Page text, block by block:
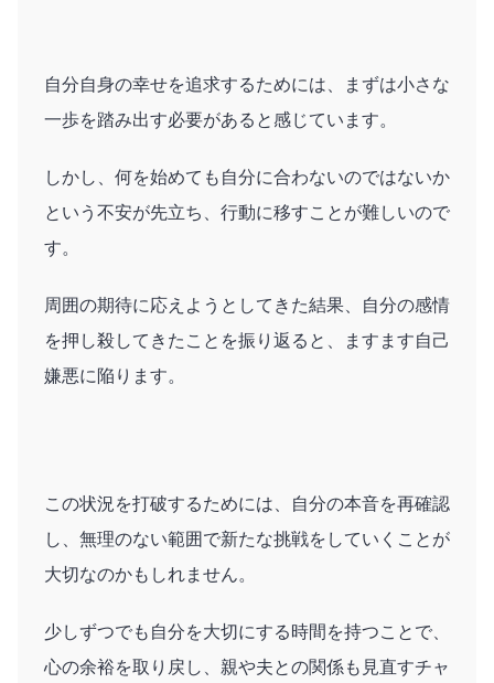
自分自身の幸せを追求するためには、まずは小さな
一歩を踏み出す必要があると感じています。
しかし、何を始めても自分に合わないのではないか
という不安が先立ち、行動に移すことが難しいので
す。
周囲の期待に応えようとしてきた結果、自分の感情
を押し殺してきたことを振り返ると、ますます自己
嫌悪に陥ります。
この状況を打破するためには、自分の本音を再確認
し、無理のない範囲で新たな挑戦をしていくことが
大切なのかもしれません。
少しずつでも自分を大切にする時間を持つことで、
心の余裕を取り戻し、親や夫との関係も見直すチャ